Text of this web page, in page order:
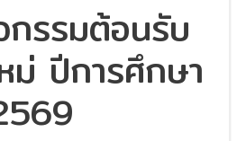
รรมต้อนรับ
ม่ ปีการศึกษา